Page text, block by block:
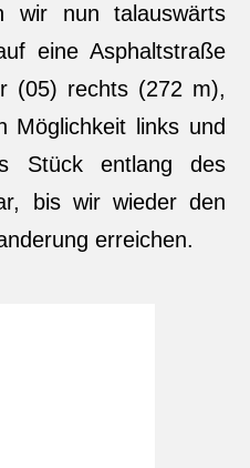
wir nun talauswärts
eine Asphaltstraße
(05) rechts (272 m),
Möglichkeit links und
Stück entlang des
bis wir wieder den
erreichen.